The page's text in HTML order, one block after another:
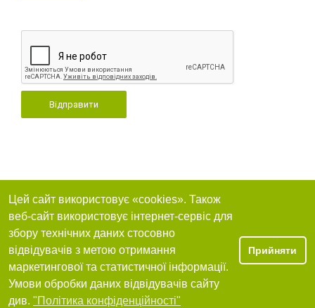
Відправити
Цей сайт використовує «cookies». Також
веб-сайт використовує інтернет-сервіс для
збору технічних даних стосовно
відвідувачів з метою отримання
маркетингової та статистичної інформації.
Умови обробки даних відвідувачів сайту
див. "Політика конфіденційності"
Прийняти